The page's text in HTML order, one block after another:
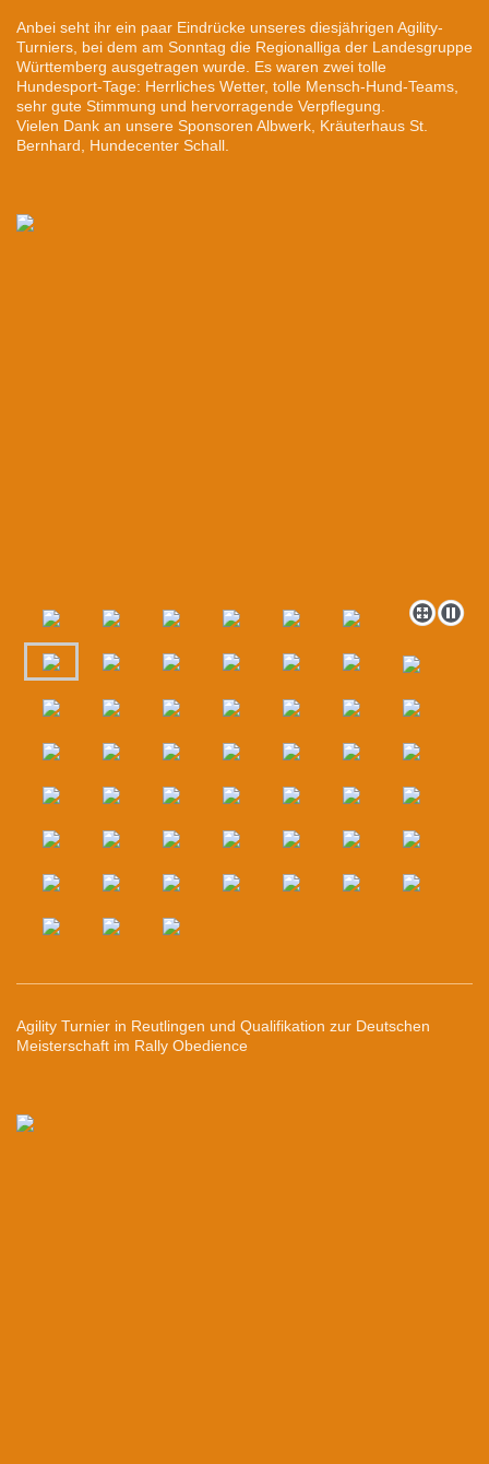
Anbei seht ihr ein paar Eindrücke unseres diesjährigen Agility-
Turniers, bei dem am Sonntag die Regionalliga der Landesgruppe
Württemberg ausgetragen wurde. Es waren zwei tolle
Hundesport-Tage: Herrliches Wetter, tolle Mensch-Hund-Teams,
sehr gute Stimmung und hervorragende Verpflegung.
Vielen Dank an unsere Sponsoren Albwerk, Kräuterhaus St.
Bernhard, Hundecenter Schall.
Agility Turnier in Reutlingen und Qualifikation zur Deutschen
Meisterschaft im Rally Obedience